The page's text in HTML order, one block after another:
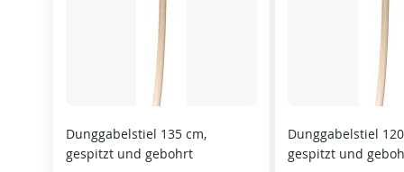
Dunggabelstiel 135 cm,
gespitzt und gebohrt
Dunggabelstiel
gespitzt und